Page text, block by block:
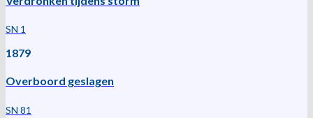
SN 1
1879
Overboord geslagen
SN 81